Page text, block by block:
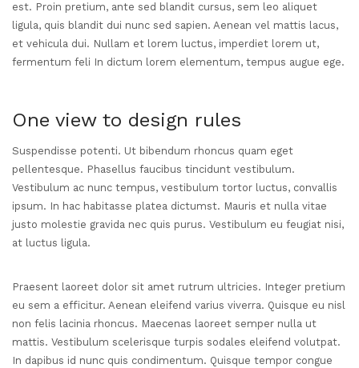
est. Proin pretium, ante sed blandit cursus, sem leo aliquet
ligula, quis blandit dui nunc sed sapien. Aenean vel mattis lacus,
et vehicula dui. Nullam et lorem luctus, imperdiet lorem ut,
fermentum feli In dictum lorem elementum, tempus augue ege.
One view to design rules
Suspendisse potenti. Ut bibendum rhoncus quam eget
pellentesque. Phasellus faucibus tincidunt vestibulum.
Vestibulum ac nunc tempus, vestibulum tortor luctus, convallis
ipsum. In hac habitasse platea dictumst. Mauris et nulla vitae
justo molestie gravida nec quis purus. Vestibulum eu feugiat nisi,
at luctus ligula.
Praesent laoreet dolor sit amet rutrum ultricies. Integer pretium
eu sem a efficitur. Aenean eleifend varius viverra. Quisque eu nisl
non felis lacinia rhoncus. Maecenas laoreet semper nulla ut
mattis. Vestibulum scelerisque turpis sodales eleifend volutpat.
In dapibus id nunc quis condimentum. Quisque tempor congue